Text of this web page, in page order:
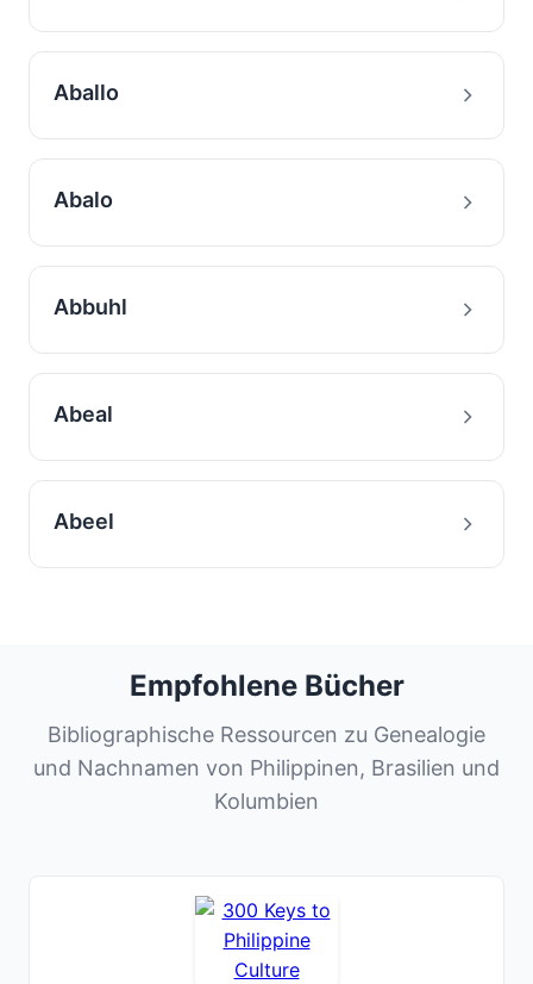
Aballo
Abalo
Abbuhl
Abeal
Abeel
Empfohlene Bücher
Bibliographische Ressourcen zu Genealogie
und Nachnamen von Philippinen, Brasilien und
Kolumbien